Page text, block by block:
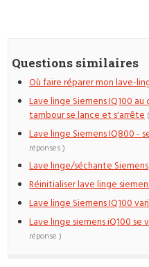
Questions similaires
Où faire réparer mon lave-
Lave linge Siemens IQ100
tambour se lance et s'arrête
Lave linge Siemens IQ800 -
réponses )
Lave linge/séchante Siemens
Réinitialiser lave linge
Lave linge Siemens IQ100
Lave linge siemens iQ100
réponse )